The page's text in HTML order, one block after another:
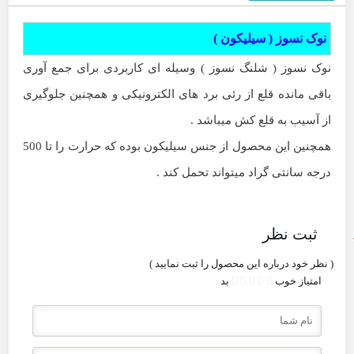
نوک نسوز ( سیلیکون )
نوک نسوز ( شلنگ نسوز ) وسیله ای کاربردی برای جمع آوری
باقی مانده قلع از رئی برد های الکترونیکی و همچنین جلوگیری
از آسیب به قلع کش میباشد .
همچنین این محصول از جنس سیلیکون بوده که حرارت را تا 500
درجه سانتی گراد میتواند تحمل کند .
ثبت نظر
( نظر خود درباره این محصول را ثبت نمایید )
امتیاز خوب بد